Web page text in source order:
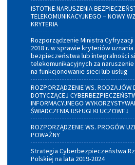
ISTOTNE NARUSZENIA
TELEKOMUNIKACYJNEGO – NOWY
KRYTERIA
Rozporządzenie Ministra Cyfryzacji
2018 r. w sprawie kryteriów
bezpieczeństwa lub integralności
telekomunikacyjnych za
na funkcjonowanie sieci lub usług
ROZPORZĄDZENIE WS. RODZAJÓW
DOTYCZĄCEJ
INFORMACYJNEGO
ŚWIADCZENIA USŁUGI KLUCZOWEJ
ROZPORZĄDZENIE WS. PROGÓW
POWAŻNY
Strategia Cyberbezpieczeństwa
Polskiej na lata 2019-2024